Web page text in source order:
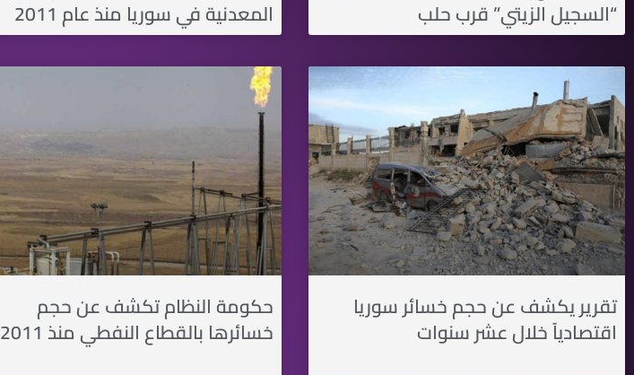
“السجيل الزيتي” قرب حلب المعدنية في سوريا منذ عام 2011
تقرير يكشف عن حجم خسائر سوريا
اقتصادياً خلال عشر سنوات
حكومة النظام تكشف عن حجم
خسائرها بالقطاع النفطي منذ 2011